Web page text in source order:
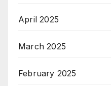
April 2025
March 2025
February 2025